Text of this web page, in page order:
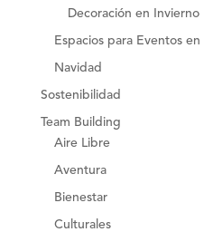
Decoración en Invierno
Espacios para Eventos
Navidad
Sostenibilidad
Team Building
Aire Libre
Aventura
Bienestar
Culturales